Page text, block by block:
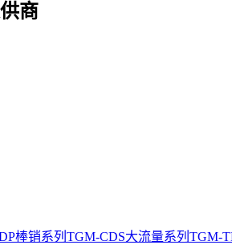
商
棒销系列 TGM-CDS大流量系列 TGM-